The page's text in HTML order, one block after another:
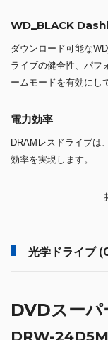
WD_BLACK
ダウンロード可能な
ライブの健全性、パフ
ームモードを有効にし
電力効率
DRAMレスドライブは
効率を実現します。
光学ドライブ
DVDスー
DRW-